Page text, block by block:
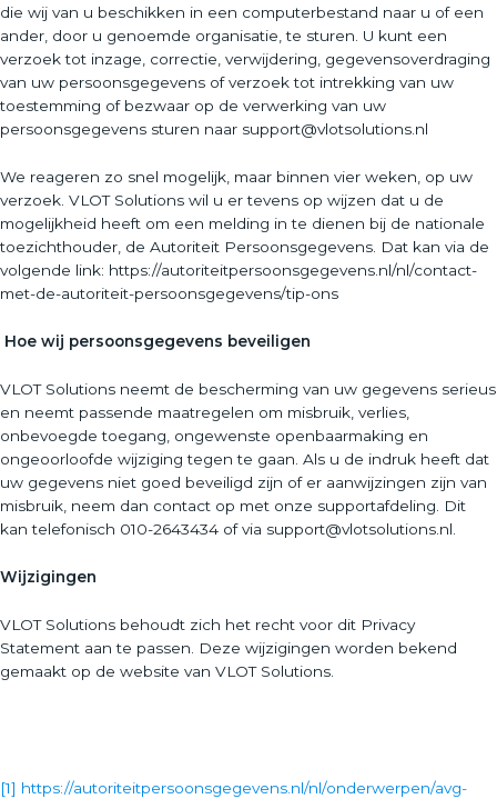
die wij van u beschikken in een computerbestand naar u of een
ander, door u genoemde organisatie, te sturen. U kunt een
verzoek tot inzage, correctie, verwijdering, gegevensoverdraging
van uw persoonsgegevens of verzoek tot intrekking van uw
toestemming of bezwaar op de verwerking van uw
persoonsgegevens sturen naar support@vlotsolutions.nl
We reageren zo snel mogelijk, maar binnen vier weken, op uw
verzoek. VLOT Solutions wil u er tevens op wijzen dat u de
mogelijkheid heeft om een melding in te dienen bij de nationale
toezichthouder, de Autoriteit Persoonsgegevens. Dat kan via de
volgende link: https://autoriteitpersoonsgegevens.nl/nl/contact-
met-de-autoriteit-persoonsgegevens/tip-ons
Hoe wij persoonsgegevens beveiligen
VLOT Solutions neemt de bescherming van uw gegevens serieus
en neemt passende maatregelen om misbruik, verlies,
onbevoegde toegang, ongewenste openbaarmaking en
ongeoorloofde wijziging tegen te gaan. Als u de indruk heeft dat
uw gegevens niet goed beveiligd zijn of er aanwijzingen zijn van
misbruik, neem dan contact op met onze supportafdeling. Dit
kan telefonisch 010-2643434 of via support@vlotsolutions.nl.
Wijzigingen
VLOT Solutions behoudt zich het recht voor dit Privacy
Statement aan te passen. Deze wijzigingen worden bekend
gemaakt op de website van VLOT Solutions.
[1] https://autoriteitpersoonsgegevens.nl/nl/onderwerpen/avg-